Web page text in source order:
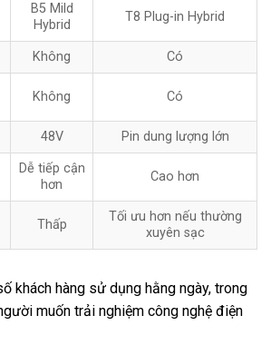
B5 Mild
Hybrid
T8 Plug-in Hybrid
Không Có
Không Có
48V Pin dung lượng lớn
Dễ tiếp cận
hơn
Cao hơn
Thấp
Tối ưu hơn nếu thường
xuyên sạc
khách hàng sử dụng hằng ngày, trong
muốn trải nghiệm công nghệ điện